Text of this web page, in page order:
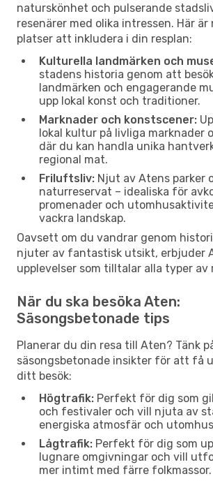
naturskönhet och pulserande
resenärer med olika intressen. Här
platser att inkludera i din resplan:
Kulturella landmärken och
stadens historia genom att
landmärken och engagerande
upp lokal konst och traditioner.
Marknader och konstscener:
lokal kultur på livliga marknader
där du kan handla unika
regional mat.
Friluftsliv: Njut av Atens parker
naturreservat – idealiska för
promenader och
vackra landskap.
Oavsett om du vandrar genom
njuter av fantastisk utsikt, erbjuder
upplevelser som tilltalar alla typer av
När du ska besöka Aten:
Säsongsbetonade tips
Planerar du din resa till Aten? Tänk
säsongsbetonade insikter för att få
ditt besök:
Högtrafik: Perfekt för dig som
och festivaler och vill njuta av
energiska atmosfär och
Lågtrafik: Perfekt för dig som
lugnare omgivningar och vill
mer intimt med färre folkmassor.